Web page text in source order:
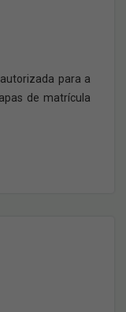
para a
de matrícula